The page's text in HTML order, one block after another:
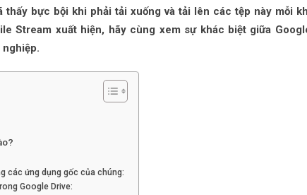
bực bội khi phải tải xuống và tải lên các tệp này mỗi
Stream xuất hiện, hãy cùng xem sự khác biệt giữa
các ứng dụng gốc của chúng:
Google Drive: